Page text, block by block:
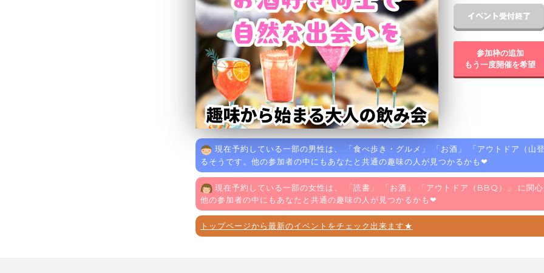
参加枠の追加
もう一度開催を希望
現在予約している一部の男性は、 「食べ歩き・グルメ 」 「お酒 」 「アウトドア（山登
るそうです。他の参加者の中にもあなたと共通の趣味の人が見つかるかも❤
現在予約している一部の女性は、 「読書 」 「お酒 」 「アウトドア（BBQ）
」 に関
他の参加者の中にもあなたと共通の趣味の人が見つかるかも❤
トップページから最新のイベントをチェック出来ます★